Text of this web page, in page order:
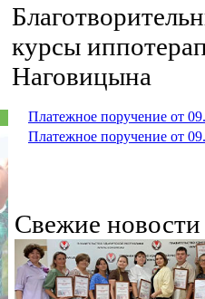
курсы
Наговицына
Платежное поручение от
Платежное поручение от
Свежие